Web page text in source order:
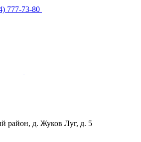
777-73-80
район, д. Жуков Луг, д. 5